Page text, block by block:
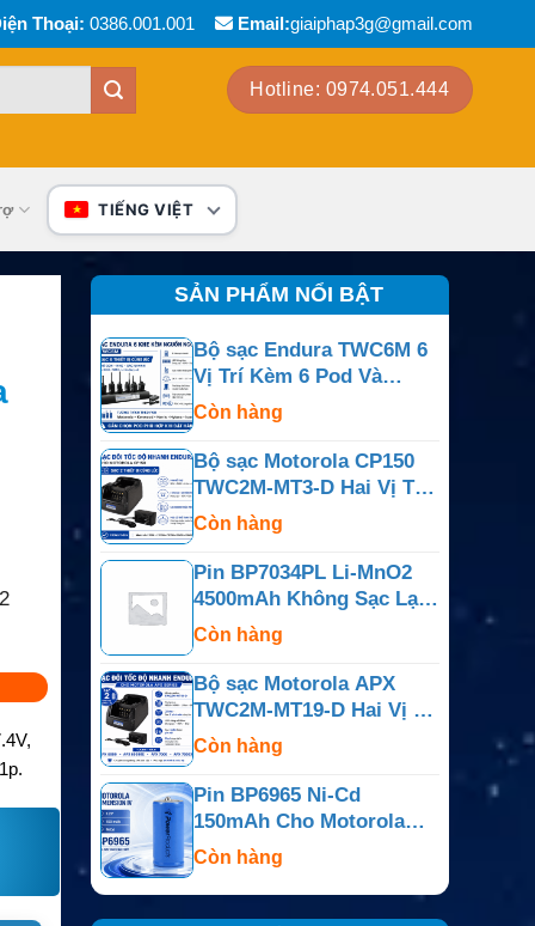
Thoại: 0386.001.001 Email:giaiphap3g@gmail.com
Hotline: 0974.051.444
TIẾNG VIỆT
SẢN PHẨM NỔI BẬT
Bộ sạc Endura TWC6M 6
Vị Trí Kèm 6 Pod Và
Nguồn Ngoài
Còn hàng
Bộ sạc Motorola CP150
TWC2M-MT3-D Hai Vị Trí
Cho CP150, CP200,
Còn hàng
Pin BP7034PL Li-MnO2
4500mAh Không Sạc Lại
Cho Bộ Đàm Motorola
Còn hàng
Bộ sạc Motorola APX
TWC2M-MT19-D Hai Vị Trí
Cho APX6000, APX7000,
Còn hàng
Pin BP6965 Ni-Cd
150mAh Cho Motorola
Dimension IV, Minitor Và
Dòng Tương Thích
Còn hàng